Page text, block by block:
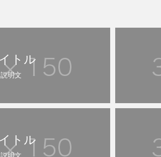
トル
説明文
トル
説明文